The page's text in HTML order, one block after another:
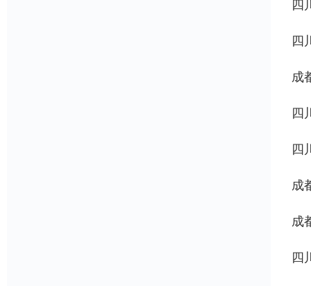
四
四
成
四
四
成
成
四